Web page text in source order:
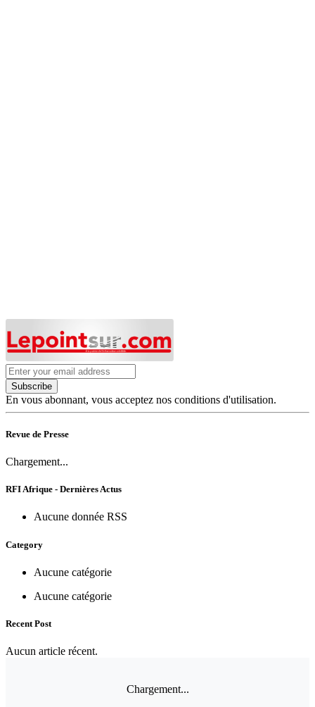
Subscribe
En vous abonnant, vous acceptez nos conditions d'utilisation.
Revue de Presse
Chargement...
RFI Afrique - Dernières Actus
Aucune donnée RSS
Category
Aucune catégorie
Aucune catégorie
Recent Post
Aucun article récent.
Chargement...